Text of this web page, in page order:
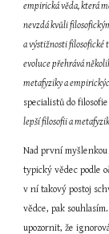
empirická věda, která
nevzdá kvůli
a výstižnosti filosofické
evoluce přehrává
metafyziky a
specialistů do
lepší filosofii a
Nad první
typický vědec podle
v ní takový postoj
vědce, pak
upozornit, že